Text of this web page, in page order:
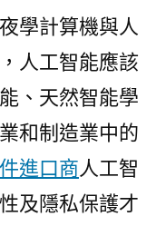
學計算機與人
人工智能應該
、天然智能學
和制造業中的
進口商人工智
及隱私保護才